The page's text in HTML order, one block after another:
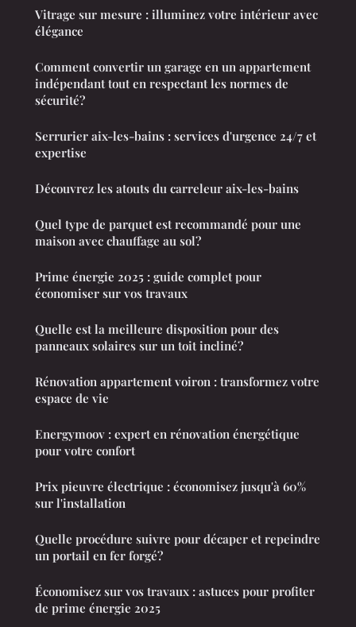
Vitrage sur mesure : illuminez votre intérieur avec
élégance
Comment convertir un garage en un appartement
indépendant tout en respectant les normes de
sécurité?
Serrurier aix-les-bains : services d'urgence 24/7 et
expertise
Découvrez les atouts du carreleur aix-les-bains
Quel type de parquet est recommandé pour une
maison avec chauffage au sol?
Prime énergie 2025 : guide complet pour
économiser sur vos travaux
Quelle est la meilleure disposition pour des
panneaux solaires sur un toit incliné?
Rénovation appartement voiron : transformez votre
espace de vie
Energymoov : expert en rénovation énergétique
pour votre confort
Prix pieuvre électrique : économisez jusqu'à 60%
sur l'installation
Quelle procédure suivre pour décaper et repeindre
un portail en fer forgé?
Économisez sur vos travaux : astuces pour profiter
de prime énergie 2025